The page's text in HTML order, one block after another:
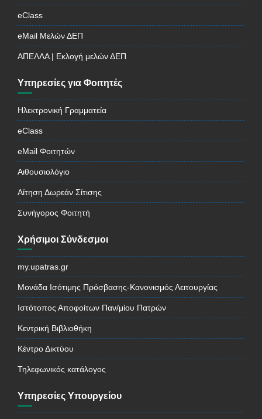
eClass
eMail Μελών ΔΕΠ
ΑΠΕΛΛΑ | Εκλογή μελών ΔΕΠ
Υπηρεσίες για Φοιτητές
Ηλεκτρονική Γραμματεία
eClass
eMail Φοιτητών
Αιθουσιολόγιο
Αίτηση Δωρεάν Σίτισης
Συνήγορος Φοιτητή
Χρήσιμοι Σύνδεσμοι
my.upatras.gr
Μονάδα Ισότιμης Πρόσβασης-Κανονισμός Λειτουργίας
Ιστότοπος Αποφοίτων Παν/μίου Πατρών
Κεντρική Βιβλιοθήκη
Κέντρο Δικτύου
Τηλεφωνικός κατάλογος
Υπηρεσίες Υπουργείου